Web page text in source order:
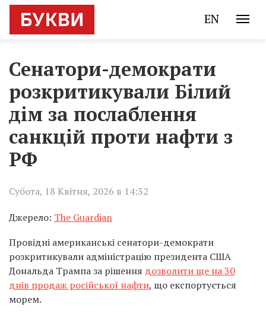
EN
Сенатори-демократи
розкритикували Білий
дім за послаблення
санкцій проти нафти з
РФ
Субота, 18 Квітня, 2026 в 14:32
Джерело: The Guardian
Провідні американські сенатори-демократи
розкритикували адміністрацію президента США
Дональда Трампа за рішення дозволити ще на 30
днів продаж російської нафти, що експортується
морем.